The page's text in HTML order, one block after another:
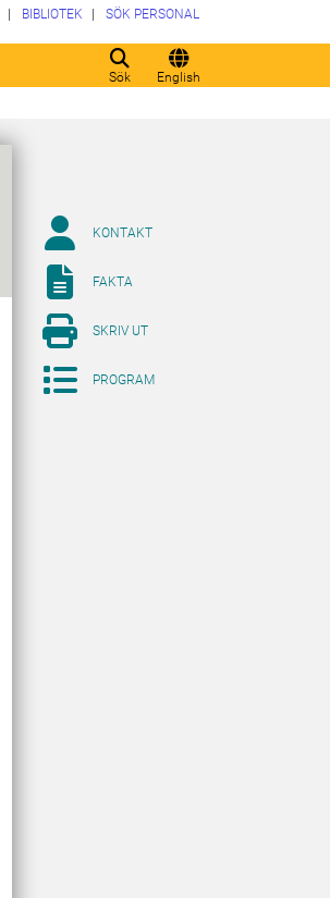
Sök English
BIBLIOTEK SÖK PERSONAL
KONTAKT
FAKTA
SKRIV UT
PROGRAM